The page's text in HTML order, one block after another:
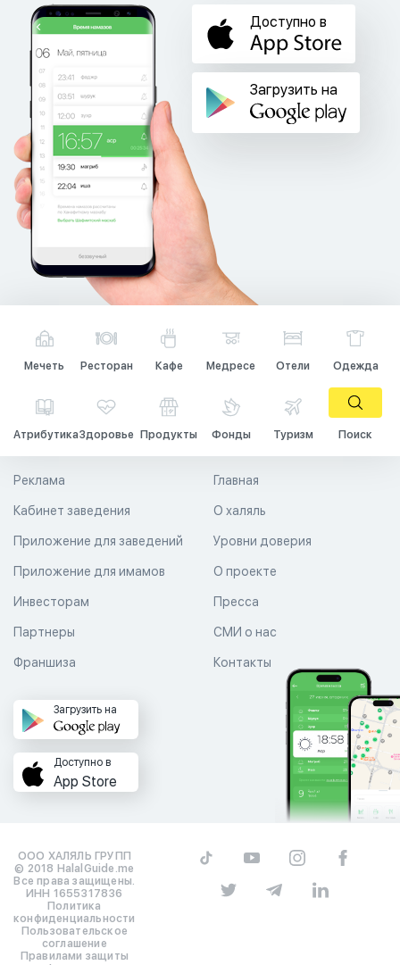
Доступно в
Загрузить на
Мечеть Ресторан Кафе Медресе Отели Одежда
АтрибутикаЗдоровье Продукты Фонды Туризм Поиск
Главная
О халяль
Уровни доверия
Реклама
Кабинет заведения
Приложение для заведений
Приложение для имамов О проекте
Пресса
СМИ о нас
Контакты
Инвесторам
Партнеры
Франшиза
Загрузить на
Доступно в
App Store
ООО ХАЛЯЛЬ ГРУПП
© 2018 HalalGuide.me
Все права защищены.
ИНН 1655317836
Политика
конфиденциальности
Пользовательское
соглашение
Правилами защиты